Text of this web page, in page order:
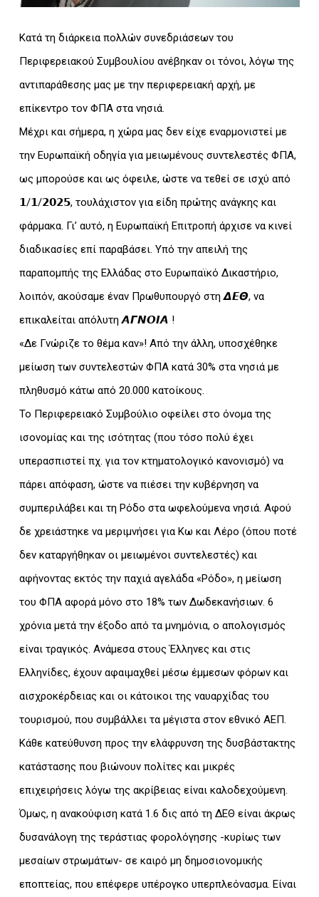
Κατά τη διάρκεια πολλών συνεδριάσεων του
Περιφερειακού Συμβουλίου ανέβηκαν οι τόνοι, λόγω της
αντιπαράθεσης μας με την περιφερειακή αρχή, με
επίκεντρο τον ΦΠΑ στα νησιά.
Μέχρι και σήμερα, η χώρα μας δεν είχε εναρμονιστεί με
την Ευρωπαϊκή οδηγία για μειωμένους συντελεστές ΦΠΑ,
ως μπορούσε και ως όφειλε, ώστε να τεθεί σε ισχύ από
𝟭/𝟭/𝟮𝟬𝟮𝟱, τουλάχιστον για είδη πρώτης ανάγκης και
φάρμακα. Γι’ αυτό, η Ευρωπαϊκή Επιτροπή άρχισε να κινεί
διαδικασίες επί παραβάσει. Υπό την απειλή της
παραπομπής της Ελλάδας στο Ευρωπαϊκό Δικαστήριο,
λοιπόν, ακούσαμε έναν Πρωθυπουργό στη 𝞓𝞔𝞗, να
επικαλείται απόλυτη 𝞐𝞒𝞜𝞞𝞘𝞐 !
«Δε Γνώριζε το θέμα καν»! Από την άλλη, υποσχέθηκε
μείωση των συντελεστών ΦΠΑ κατά 30% στα νησιά με
πληθυσμό κάτω από 20.000 κατοίκους.
Το Περιφερειακό Συμβούλιο οφείλει στο όνομα της
ισονομίας και της ισότητας (που τόσο πολύ έχει
υπερασπιστεί πχ. για τον κτηματολογικό κανονισμό) να
πάρει απόφαση, ώστε να πιέσει την κυβέρνηση να
συμπεριλάβει και τη Ρόδο στα ωφελούμενα νησιά. Αφού
δε χρειάστηκε να μεριμνήσει για Κω και Λέρο (όπου ποτέ
δεν καταργήθηκαν οι μειωμένοι συντελεστές) και
αφήνοντας εκτός την παχιά αγελάδα «Ρόδο», η μείωση
του ΦΠΑ αφορά μόνο στο 18% των Δωδεκανήσιων. 6
χρόνια μετά την έξοδο από τα μνημόνια, ο απολογισμός
είναι τραγικός. Ανάμεσα στους Έλληνες και στις
Ελληνίδες, έχουν αφαιμαχθεί μέσω έμμεσων φόρων και
αισχροκέρδειας και οι κάτοικοι της ναυαρχίδας του
τουρισμού, που συμβάλλει τα μέγιστα στον εθνικό ΑΕΠ.
Κάθε κατεύθυνση προς την ελάφρυνση της δυσβάστακτης
κατάστασης που βιώνουν πολίτες και μικρές
επιχειρήσεις λόγω της ακρίβειας είναι καλοδεχούμενη.
Όμως, η ανακούφιση κατά 1.6 δις από τη ΔΕΘ είναι άκρως
δυσανάλογη της τεράστιας φορολόγησης -κυρίως των
μεσαίων στρωμάτων- σε καιρό μη δημοσιονομικής
εποπτείας, που επέφερε υπέρογκο υπερπλεόνασμα. Είναι